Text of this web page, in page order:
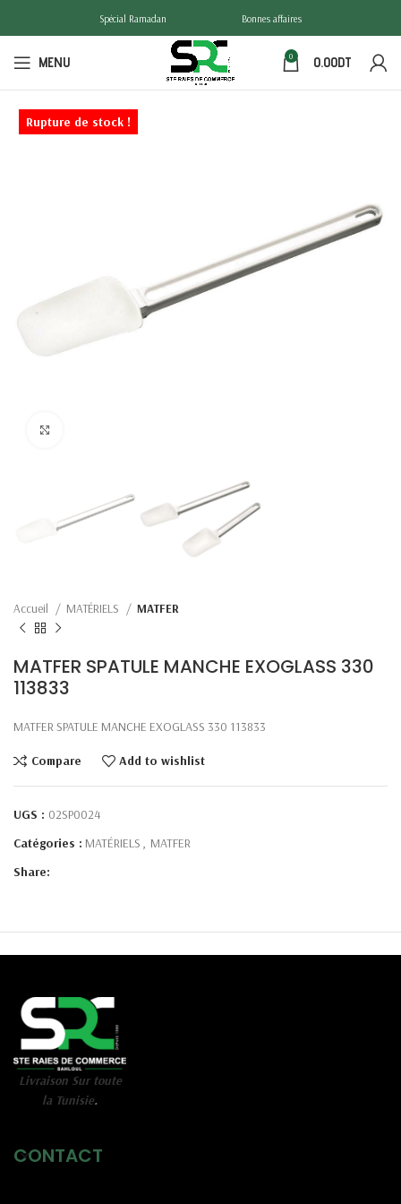
Spécial Ramadan Bonnes affaires
MENU 0 0.00DT
Rupture de stock !
Accueil MATÉRIELS MATFER
MATFER SPATULE MANCHE EXOGLASS 330
113833
MATFER SPATULE MANCHE EXOGLASS 330 113833
Compare Add to wishlist
UGS : 02SP0024
Catégories : MATÉRIELS , MATFER
Share:
Livraison Sur toute
la Tunisie.
CONTACT